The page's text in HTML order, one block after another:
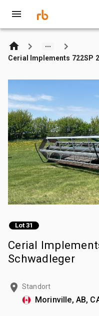
Cerial Implements 722SP
Lot 31
Cerial
Schwadleger
Standort
Morinville, AB,